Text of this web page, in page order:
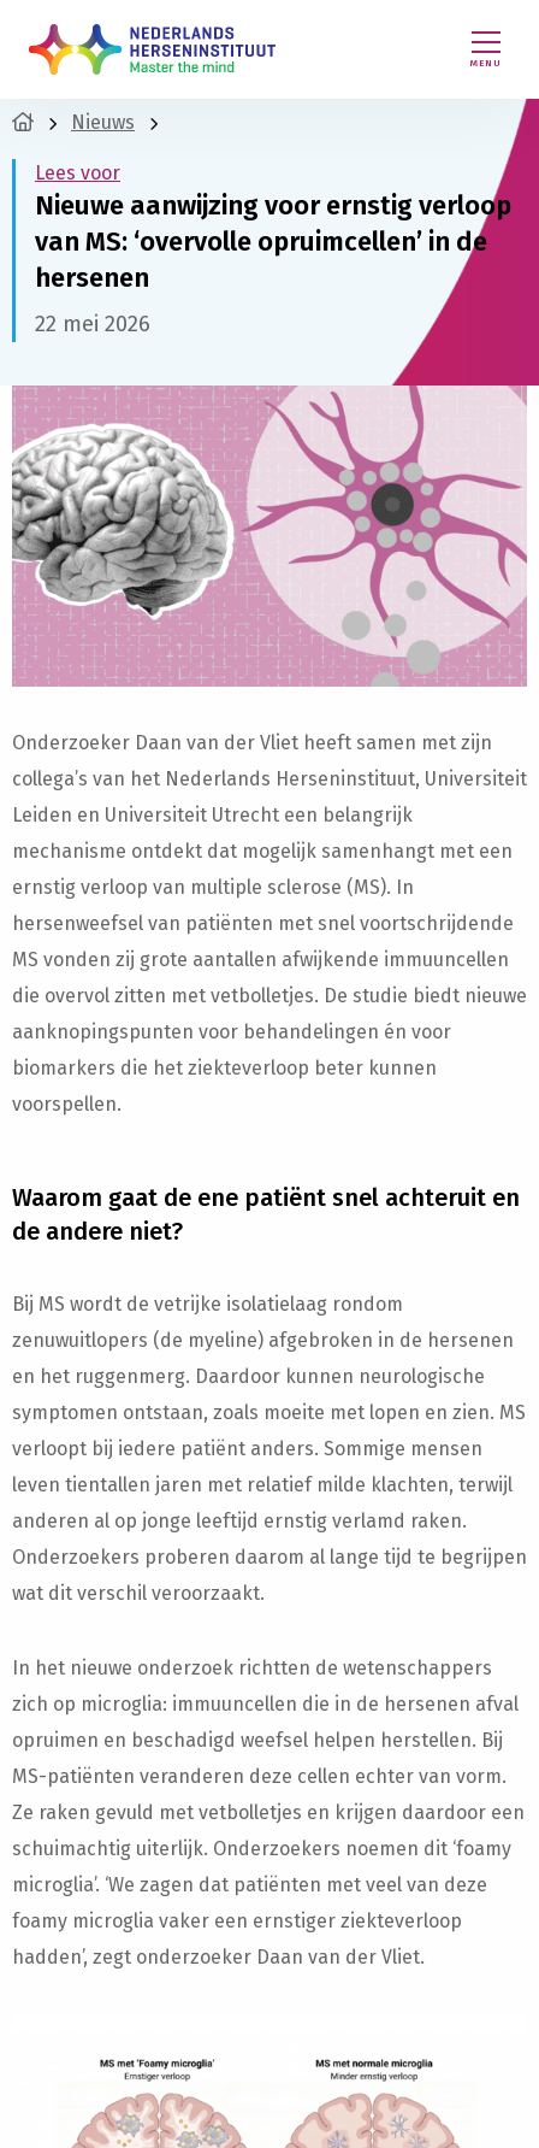
MENU
Nieuws
Lees voor
Nieuwe aanwijzing voor ernstig verloop
van MS: ‘overvolle opruimcellen’ in de
hersenen
22 mei 2026
Onderzoeker Daan van der Vliet heeft samen met zijn
collega’s van het Nederlands Herseninstituut, Universiteit
Leiden en Universiteit Utrecht een belangrijk
mechanisme ontdekt dat mogelijk samenhangt met een
ernstig verloop van multiple sclerose (MS). In
hersenweefsel van patiënten met snel voortschrijdende
MS vonden zij grote aantallen afwijkende immuuncellen
die overvol zitten met vetbolletjes. De studie biedt nieuwe
aanknopingspunten voor behandelingen én voor
biomarkers die het ziekteverloop beter kunnen
voorspellen.
Waarom gaat de ene patiënt snel achteruit en
de andere niet?
Bij MS wordt de vetrijke isolatielaag rondom
zenuwuitlopers (de myeline) afgebroken in de hersenen
en het ruggenmerg. Daardoor kunnen neurologische
symptomen ontstaan, zoals moeite met lopen en zien. MS
verloopt bij iedere patiënt anders. Sommige mensen
leven tientallen jaren met relatief milde klachten, terwijl
anderen al op jonge leeftijd ernstig verlamd raken.
Onderzoekers proberen daarom al lange tijd te begrijpen
wat dit verschil veroorzaakt.
In het nieuwe onderzoek richtten de wetenschappers
zich op microglia: immuuncellen die in de hersenen afval
opruimen en beschadigd weefsel helpen herstellen. Bij
MS-patiënten veranderen deze cellen echter van vorm.
Ze raken gevuld met vetbolletjes en krijgen daardoor een
schuimachtig uiterlijk. Onderzoekers noemen dit ‘foamy
microglia’. ‘We zagen dat patiënten met veel van deze
foamy microglia vaker een ernstiger ziekteverloop
hadden’, zegt onderzoeker Daan van der Vliet.